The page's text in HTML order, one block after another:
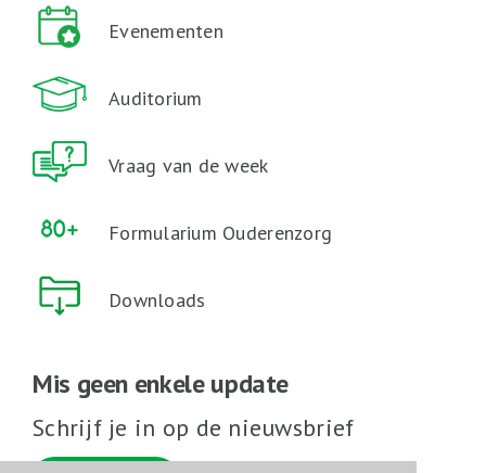
Evenementen
Auditorium
Vraag van de week
Formularium Ouderenzorg
Downloads
Mis geen enkele update
Schrijf je in op de nieuwsbrief